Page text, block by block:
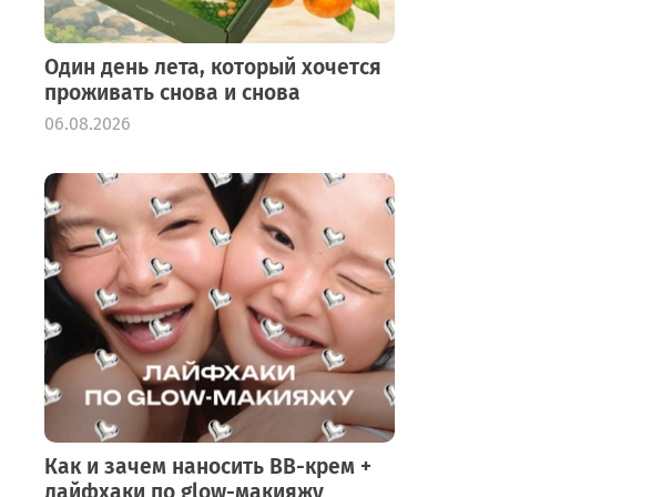
Один день лета, который хочется
проживать снова и снова
06.08.2026
Как и зачем наносить BB-крем +
лайфхаки по glow-макияжу